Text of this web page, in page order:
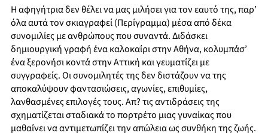
Η αφηγήτρια δεν θέλει να μας μιλήσει για τον εαυτό της, παρ’
όλα αυτά τον σκιαγραφεί (Περίγραμμα) μέσα από δέκα
συνομιλίες με ανθρώπους που συναντά. Διδάσκει
δημιουργική γραφή ένα καλοκαίρι στην Αθήνα, κολυμπάσ’
ένα ξερονήσι κοντά στην Αττική και γευματίζει με
συγγραφείς. Οι συνομιλητές της δεν διστάζουν να της
αποκαλύψουν φαντασιώσεις, αγωνίες, επιθυμίες,
λανθασμένες επιλογές τους. Απ? τις αντιδράσεις της
σχηματίζεται σταδιακά το πορτρέτο μιας γυναίκας που
μαθαίνει να αντιμετωπίζει την απώλεια ως συνθήκη της ζωής.